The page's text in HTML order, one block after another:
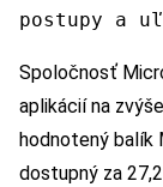
postupy a
Spoločnosť
aplikácií na
hodnotený
dostupný za